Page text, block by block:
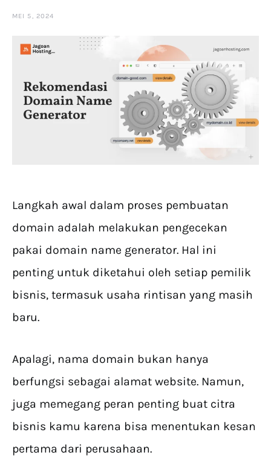
MEI 5, 2024
Langkah awal dalam proses pembuatan
domain adalah melakukan pengecekan
pakai domain name generator. Hal ini
penting untuk diketahui oleh setiap pemilik
bisnis, termasuk usaha rintisan yang masih
baru.
Apalagi, nama domain bukan hanya
berfungsi sebagai alamat website. Namun,
juga memegang peran penting buat citra
bisnis kamu karena bisa menentukan kesan
pertama dari perusahaan.